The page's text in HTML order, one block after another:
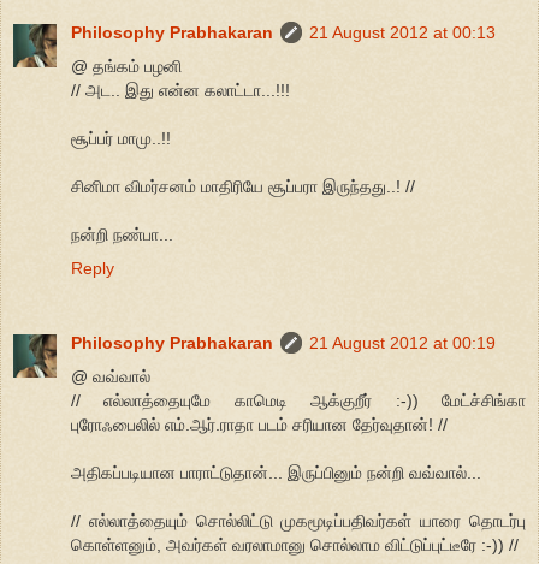
Philosophy Prabhakaran
21 August 2012 at 00:13
@ தங்கம் பழனி
// அட.. இது என்ன கலாட்டா...!!!
சூப்பர் மாமு..!!
சினிமா விமர்சனம் மாதிரியே சூப்பரா இருந்தது..! //
நன்றி நண்பா...
Reply
Philosophy Prabhakaran
21 August 2012 at 00:19
@ வவ்வால்
// எல்லாத்தையுமே காமெடி ஆக்குறீர் :-)) மேட்ச்சிங்கா
புரோஃபைலில் எம்.ஆர்.ராதா படம் சரியான தேர்வுதான்! //
அதிகப்படியான பாராட்டுதான்... இருப்பினும் நன்றி வவ்வால்...
// எல்லாத்தையும் சொல்லிட்டு முகமூடிப்பதிவர்கள் யாரை தொடர்பு
கொள்ளனும், அவர்கள் வரலாமானு சொல்லாம விட்டுப்புட்டீரே :-)) //